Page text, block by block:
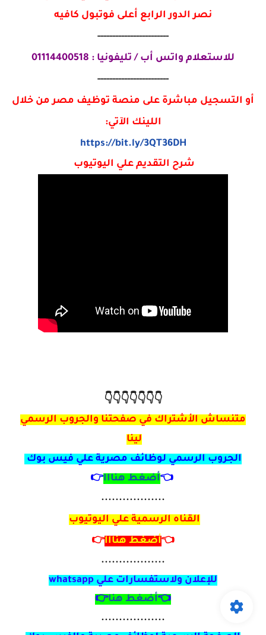
نصر الدور الرابع أعلى فوتبول كافيه
------------------------
للاستعلام واتس أب / تليفونيا : 01114400518
------------------------
أو التسجيل مباشرة على منصة توظيف مصر من خلال
اللينك الآتي:
https://bit.ly/3QT36DH
شرح التقديم علي اليوتيوب
👇👇👇👇👇👇👇
متنساش الأشتراك في صفحتنا والجروب الرسمي
لينا
الجروب الرسمي لوظائف مصرية علي فيس بوك
👈أضغط هنااا👉
..................
القناه الرسمية علي اليوتيوب
👈أضغط هنااا👉
..................
للإعلان ولاستفسارات علي whatsapp
👈أضغط هنا👉
..................